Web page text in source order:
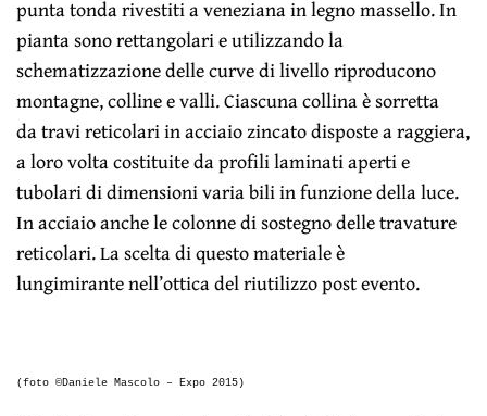
punta tonda rivestiti a veneziana in legno massello. In
pianta sono rettangolari e utilizzando la
schematizzazione delle curve di livello riproducono
montagne, colline e valli. Ciascuna collina è sorretta
da travi reticolari in acciaio zincato disposte a raggiera,
a loro volta costituite da profili laminati aperti e
tubolari di dimensioni varia bili in funzione della luce.
In acciaio anche le colonne di sostegno delle travature
reticolari. La scelta di questo materiale è
lungimirante nell’ottica del riutilizzo post evento.
(foto ©Daniele Mascolo – Expo 2015)